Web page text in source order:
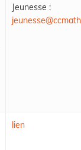
Jeunesse :
lien